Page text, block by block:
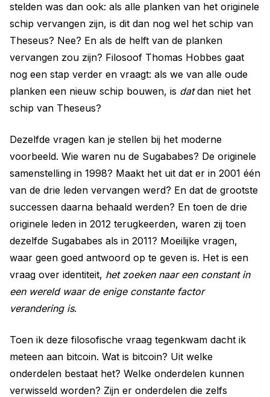
stelden was dan ook: als alle planken van het originele
schip vervangen zijn, is dit dan nog wel het schip van
Theseus? Nee? En als de helft van de planken
vervangen zou zijn? Filosoof Thomas Hobbes gaat
nog een stap verder en vraagt: als we van alle oude
planken een nieuw schip bouwen, is datdan niet het
schip van Theseus?
Dezelfde vragen kan je stellen bij het moderne
voorbeeld. Wie waren nu de Sugababes? De originele
samenstelling in 1998? Maakt het uit dat er in 2001 één
van de drie leden vervangen werd? En dat de grootste
successen daarna behaald werden? En toen de drie
originele leden in 2012 terugkeerden, waren zij toen
dezelfde Sugababes als in 2011? Moeilijke vragen,
waar geen goed antwoord op te geven is. Het is een
vraag over identiteit, het zoeken naar een constant in
een wereld waar de enige constante factor
verandering is.
Toen ik deze filosofische vraag tegenkwam dacht ik
meteen aan bitcoin. Wat is bitcoin? Uit welke
onderdelen bestaat het? Welke onderdelen kunnen
verwisseld worden? Zijn er onderdelen die zelfs